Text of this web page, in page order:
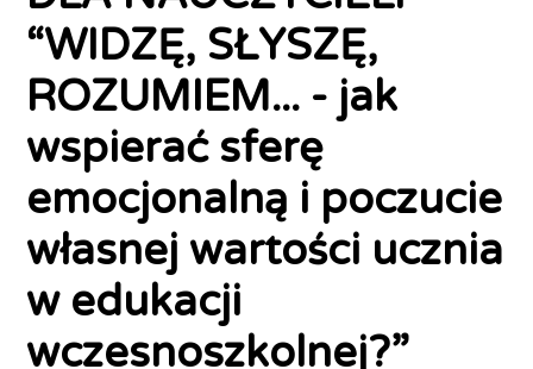
“WIDZĘ, SŁYSZĘ,
ROZUMIEM... - jak
wspierać sferę
emocjonalną i poczucie
własnej wartości ucznia
w edukacji
wczesnoszkolnej?”